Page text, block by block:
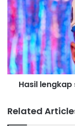
Hasil
Related